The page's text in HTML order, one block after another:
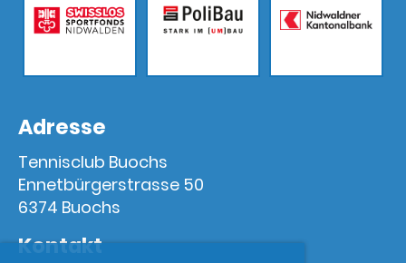
Adresse
Tennisclub Buochs
Ennetbürgerstrasse 50
6374 Buochs
Kontakt